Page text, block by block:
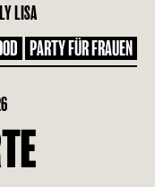
LISA
PARTY FÜR FRAUEN